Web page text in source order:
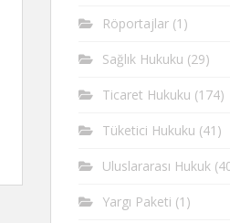
Röportajlar (1)
Sağlık Hukuku (29)
Ticaret Hukuku (174)
Tüketici Hukuku (41)
Uluslararası Hukuk
Yargı Paketi (1)